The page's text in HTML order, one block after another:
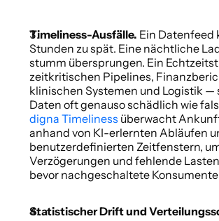
Timeliness-Ausfälle. Ein Datenfeed
Stunden zu spät. Eine nächtliche
stumm übersprungen. Ein
zeitkritischen Pipelines,
klinischen Systemen und Logistik —
digna Timeliness überwacht
anhand von KI-erlernten Abläufen
benutzerdefinierten Zeitfenstern,
Verzögerungen und fehlende
bevor nachgeschaltete